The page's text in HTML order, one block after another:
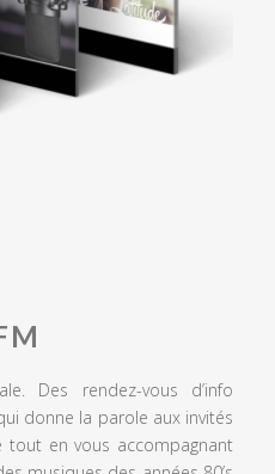
Des rendez-vous d’info
donne la parole aux invités
tout en vous accompagnant